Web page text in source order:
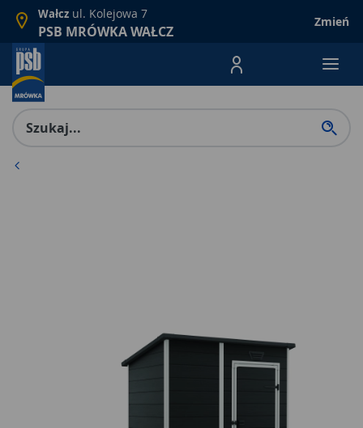
Wałcz ul. Kolejowa 7
PSB MRÓWKA WAŁCZ
Zmień
Menu Produktów,